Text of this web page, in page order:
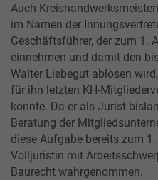
Auch
im Namen der
Geschäftsführer, der zum 1.
einnehmen und damit den
Walter Liebegut ablösen
für ihn letzten KH-
konnte. Da er als Jurist
Beratung der
diese Aufgabe bereits zum
Volljuristin mit
Baurecht wahrgenommen.